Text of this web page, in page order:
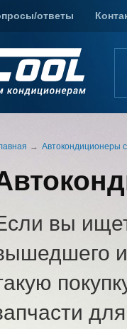
ответы
Автокондиционеры
вы